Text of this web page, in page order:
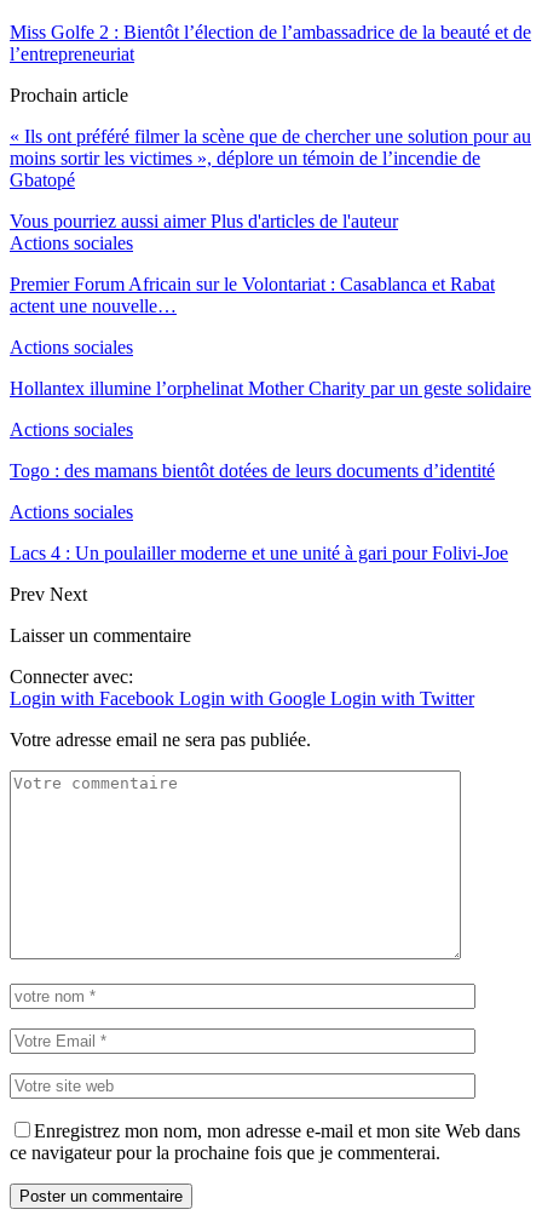
Miss Golfe 2 : Bientôt l’élection de l’ambassadrice de la beauté et de
l’entrepreneuriat
Prochain article
« Ils ont préféré filmer la scène que de chercher une solution pour au
moins sortir les victimes », déplore un témoin de l’incendie de
Gbatopé
Vous pourriez aussi aimer Plus d'articles de l'auteur
Actions sociales
Premier Forum Africain sur le Volontariat : Casablanca et Rabat
actent une nouvelle…
Actions sociales
Hollantex illumine l’orphelinat Mother Charity par un geste solidaire
Actions sociales
Togo : des mamans bientôt dotées de leurs documents d’identité
Actions sociales
Lacs 4 : Un poulailler moderne et une unité à gari pour Folivi-Joe
Prev Next
Laisser un commentaire
Connecter avec:
Login with Facebook Login with Google Login with Twitter
Votre adresse email ne sera pas publiée.
Enregistrez mon nom, mon adresse e-mail et mon site Web dans
ce navigateur pour la prochaine fois que je commenterai.